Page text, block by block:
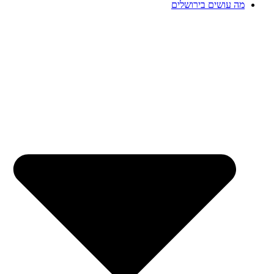
מה עושים בירושלים